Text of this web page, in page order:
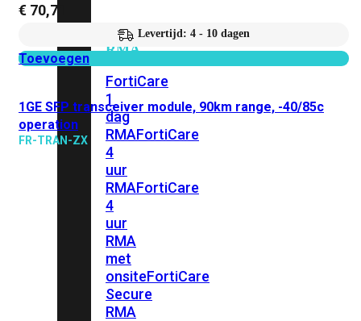
FortiCare
RMA
FortiCare
1
dag
RMAFortiCare
4
uur
RMAFortiCare
4
uur
RMA
met
onsiteFortiCare
Secure
RMA
€ 70,71
Levertijd: 4 - 10 dagen
Toevoegen
1GE SFP transceiver module, 90km range, -40/85c
operation
FR-TRAN-ZX